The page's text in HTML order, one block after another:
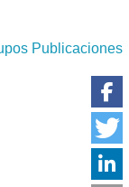
Publicaciones